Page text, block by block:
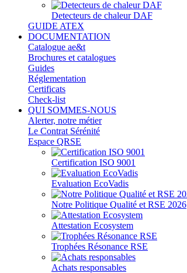
Detecteurs de chaleur DAF
GUIDE ATEX
DOCUMENTATION
Catalogue ae&t
Brochures et catalogues
Guides
Réglementation
Certificats
Check-list
QUI SOMMES-NOUS
Alerter, notre métier
Le Contrat Sérénité
Espace QRSE
Certification ISO 9001
Evaluation EcoVadis
Notre Politique Qualité et RSE 2026
Attestation Ecosystem
Trophées Résonance RSE
Achats responsables